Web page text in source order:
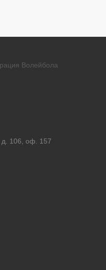
д. 106, оф. 157